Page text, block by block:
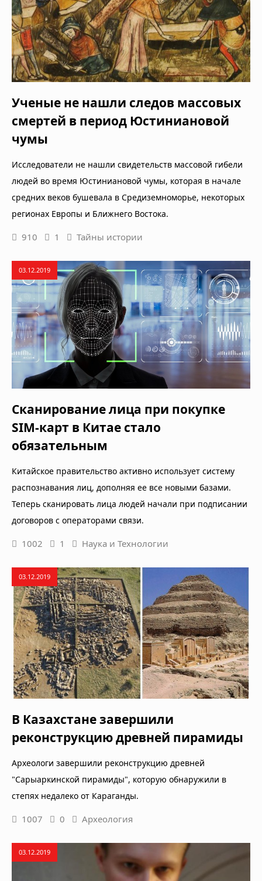
Ученые не нашли следов массовых
смертей в период Юстиниановой
чумы
Исследователи не нашли свидетельств массовой гибели
людей во время Юстиниановой чумы, которая в начале
средних веков бушевала в Средиземноморье, некоторых
регионах Европы и Ближнего Востока.
910 1 Тайны истории
03.12.2019
Сканирование лица при покупке
SIM-карт в Китае стало
обязательным
Китайское правительство активно использует систему
распознавания лиц, дополняя ее все новыми базами.
Теперь сканировать лица людей начали при подписании
договоров с операторами связи.
1002 1 Наука и Технологии
03.12.2019
В Казахстане завершили
реконструкцию древней пирамиды
Археологи завершили реконструкцию древней
"Сарыаркинской пирамиды", которую обнаружили в
степях недалеко от Караганды.
1007 0 Археология
03.12.2019